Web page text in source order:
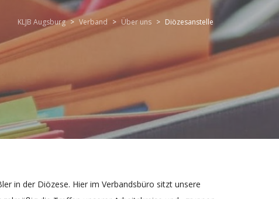
KLJB Augsburg > Verband > Über uns > Diözesanstelle
in der Diözese. Hier im Verbandsbüro sitzt unsere